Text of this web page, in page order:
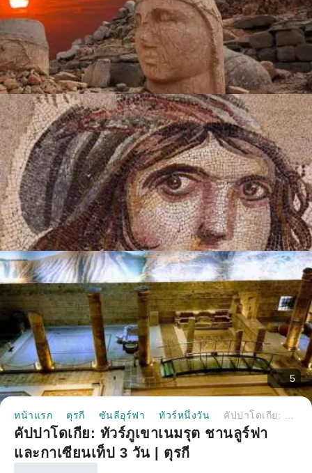
5
หน้าแรก ตุรกี ซันลีอุร์ฟา ทัวร์หนึ่งวัน
คัปปาโดเกีย: ทัวร์ภูเขาเนมรุต ชานลูร์ฟา
และกาเซียนเท็ป 3 วัน | ตุรกี